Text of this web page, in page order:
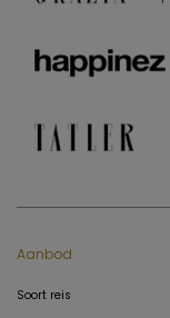
Aanbod
Soort reis